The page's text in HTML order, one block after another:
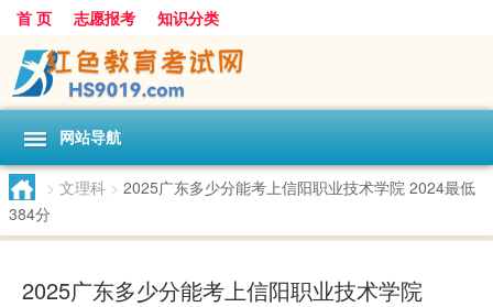
首 页 志愿报考 知识分类
网站导航
> 文理科 > 2025广东多少分能考上信阳职业技术学院 2024最低
384分
2025广东多少分能考上信阳职业技术学院